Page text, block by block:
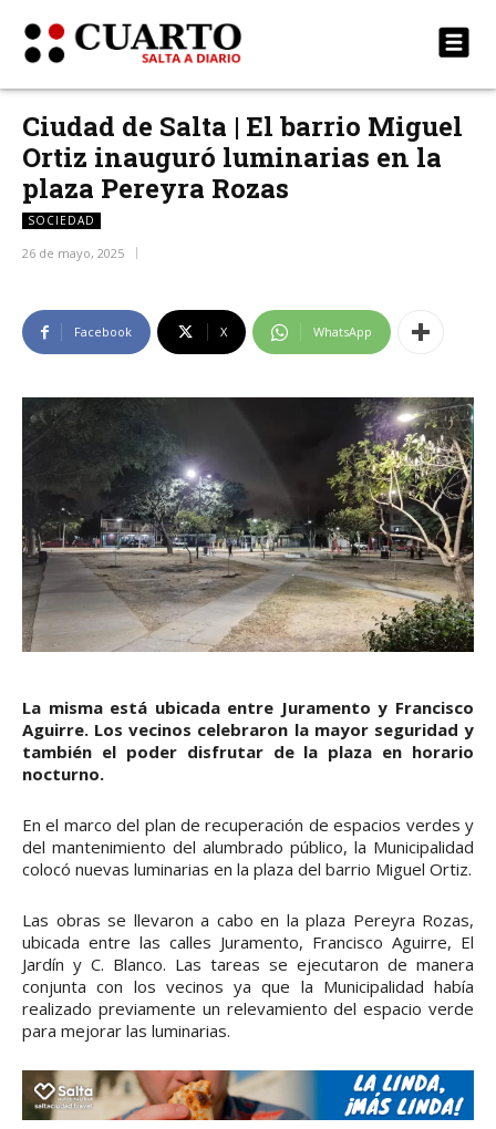
Ciudad de Salta | El barrio Miguel
Ortiz inauguró luminarias en la
plaza Pereyra Rozas
SOCIEDAD
26 de mayo, 2025
Facebook X WhatsApp
La misma está ubicada entre Juramento y Francisco
Aguirre. Los vecinos celebraron la mayor seguridad y
también el poder disfrutar de la plaza en horario
nocturno.
En el marco del plan de recuperación de espacios verdes y
del mantenimiento del alumbrado público, la Municipalidad
colocó nuevas luminarias en la plaza del barrio Miguel Ortiz.
Las obras se llevaron a cabo en la plaza Pereyra Rozas,
ubicada entre las calles Juramento, Francisco Aguirre, El
Jardín y C. Blanco. Las tareas se ejecutaron de manera
conjunta con los vecinos ya que la Municipalidad había
realizado previamente un relevamiento del espacio verde
para mejorar las luminarias.